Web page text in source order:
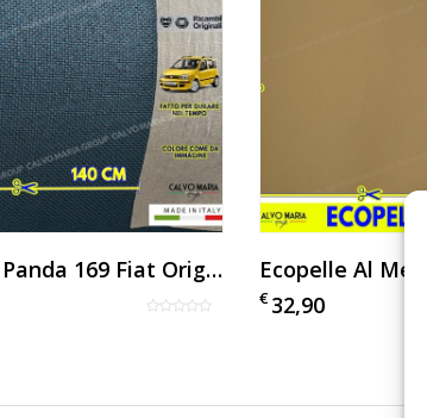
Tessuto Panda 169 Fiat Originale Bluette
32,90
€